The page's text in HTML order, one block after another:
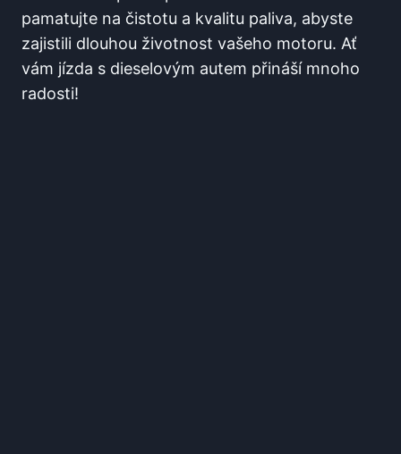
pamatujte na čistotu ⁣a kvalitu⁤ paliva, ⁣abyste
zajistili dlouhou životnost ​vašeho motoru. Ať⁤
vám⁤ jízda s dieselovým autem přináší mnoho⁣
radosti!